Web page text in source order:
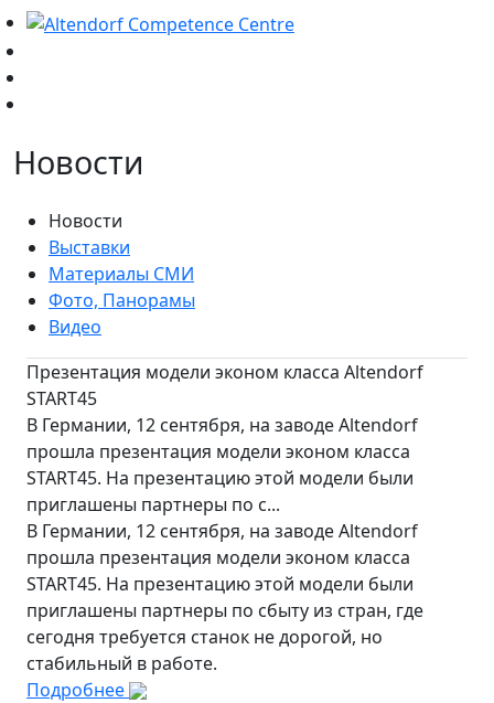
Новости
Новости
Выставки
Материалы СМИ
Фото, Панорамы
Видео
Презентация модели эконом класса Altendorf
START45
В Германии, 12 сентября, на заводе Altendorf
прошла презентация модели эконом класса
START45. На презентацию этой модели были
приглашены партнеры по с...
В Германии, 12 сентября, на заводе Altendorf
прошла презентация модели эконом класса
START45. На презентацию этой модели были
приглашены партнеры по сбыту из стран, где
сегодня требуется станок не дорогой, но
стабильный в работе.
Подробнее